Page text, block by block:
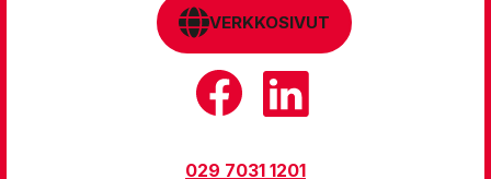
VERKKOSIVUT
029 7031 1201